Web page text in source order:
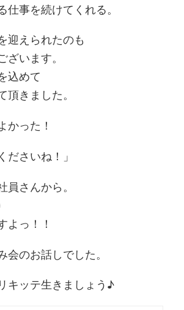
仕事を続けてくれる。
迎えられたのも
ざいます。
込めて
頂きました。
かった！
ださいね！」
員さんから。
よっ！！
会のお話しでした。
キッテ生きましょう♪